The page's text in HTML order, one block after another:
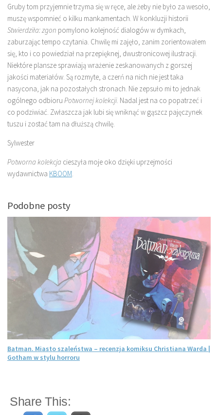
Gruby tom przyjemnie trzyma się w ręce, ale żeby nie było za wesoło,
muszę wspomnieć o kilku mankamentach. W konkluzji historii
Stwierdziła: zgon pomylono kolejność dialogów w dymkach,
zaburzając tempo czytania. Chwilę mi zajęło, zanim zorientowałem
się, kto i co powiedział na przepięknej, dwustronicowej ilustracji.
Niektóre plansze sprawiają wrażenie zeskanowanych z gorszej
jakości materiałów. Są rozmyte, a czerń na nich nie jest taka
nasycona, jak na pozostałych stronach. Nie zepsuło mi to jednak
ogólnego odbioru Potwornej kolekcji. Nadal jest na co popatrzeć i
co podziwiać. Zwłaszcza jak lubi się wniknąć w gąszcz pajęczynek
tuszu i zostać tam na dłuższą chwilę.
Sylwester
Potworna kolekcja cieszyła moje oko dzięki uprzejmości
wydawnictwa KBOOM
Podobne posty
Batman. Miasto szaleństwa – recenzja komiksu Christiana Warda |
Gotham w stylu horroru
Share This: